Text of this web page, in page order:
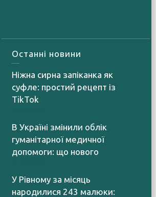
Останні новини
Ніжна сирна запіканка як
суфле: простий рецепт із
TikTok
В Україні змінили облік
гуманітарної медичної
допомоги: що нового
У Рівному за місяць
народилися 243 малюки: